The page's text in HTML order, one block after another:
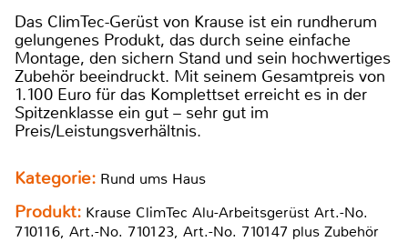
Das ClimTec-Gerüst von Krause ist ein rundherum
gelungenes Produkt, das durch seine einfache
Montage, den sichern Stand und sein hochwertiges
Zubehör beeindruckt. Mit seinem Gesamtpreis von
1.100 Euro für das Komplettset erreicht es in der
Spitzenklasse ein gut – sehr gut im
Preis/Leistungsverhältnis.
Kategorie: Rund ums Haus
Produkt: Krause ClimTec Alu-Arbeitsgerüst Art.-No.
710116, Art.-No. 710123, Art.-No. 710147 plus Zubehör